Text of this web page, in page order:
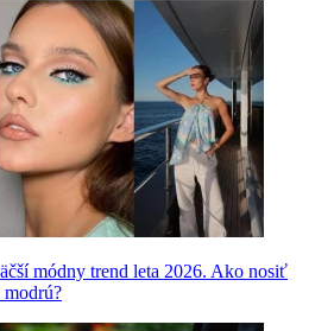
módny trend leta 2026. Ako nosiť